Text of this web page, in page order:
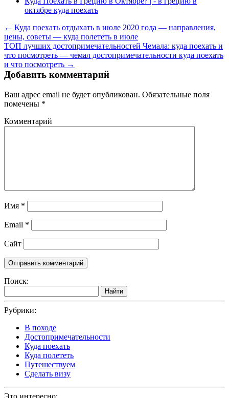
октябре куда поехать
← Куда поехать отдыхать в июле 2020 года — направления,
цены, советы — куда полететь в июле
ТОП лучших достопримечательностей Чемала: куда поехать и
что посмотреть — чемал достопримечательности куда поехать
и что посмотреть →
Добавить комментарий
Ваш адрес email не будет опубликован. Обязательные поля
помечены *
Комментарий
Имя *
Email *
Сайт
Поиск:
Найти
Рубрики:
В походе
Достопримечательности
Куда поехать
Куда полететь
Путешествуем
Сделать визу
Это интересно: